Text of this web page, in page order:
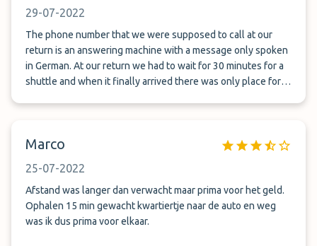
29-07-2022
The phone number that we were supposed to call at our
return is an answering machine with a message only spoken
in German. At our return we had to wait for 30 minutes for a
shuttle and when it finally arrived there was only place for 7
Marco
25-07-2022
Afstand was langer dan verwacht maar prima voor het geld.
Ophalen 15 min gewacht kwartiertje naar de auto en weg
was ik dus prima voor elkaar.